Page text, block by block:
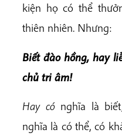
kiện họ có thể
thiên nhiên. Nhưng:
Biết đào hồng, hay
chủ tri âm!
Hay có nghĩa là
nghĩa là có thể, có